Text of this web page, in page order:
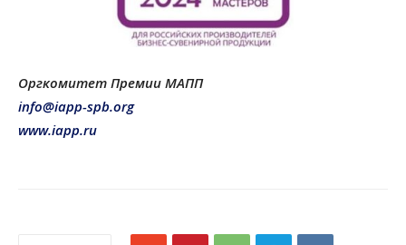
Оргкомитет Премии МАПП
info@iapp-spb.org
www.iapp.ru